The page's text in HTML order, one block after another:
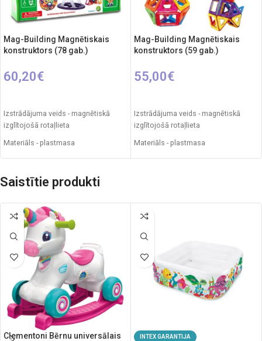
Mag-Building Magnētiskais
konstruktors (78 gab.)
60,20€
Izstrādājuma veids - magnētiskā
izglītojošā rotaļlieta
Materiāls - plastmasa
Daļu skaits. - 78 gab.
Iepakojuma izmēri - 45 x 35 x 10 cm
Ieteicamais vecums - 3 gadi un
vecāki
Izcelsmes valsts - Ķīna
Mag-Building Magnētiskais
konstruktors (59 gab.)
55,00€
Izstrādājuma veids - magnētiskā
izglītojošā rotaļlieta
Materiāls - plastmasa
Daļu skaits. - 59 gab.
Ieteicamais vecums - 3 gadi un
Izcelsmes valsts - Ķīna
Saistītie produkti
Clementoni Bērnu universālais
INTEX GARANTIJA